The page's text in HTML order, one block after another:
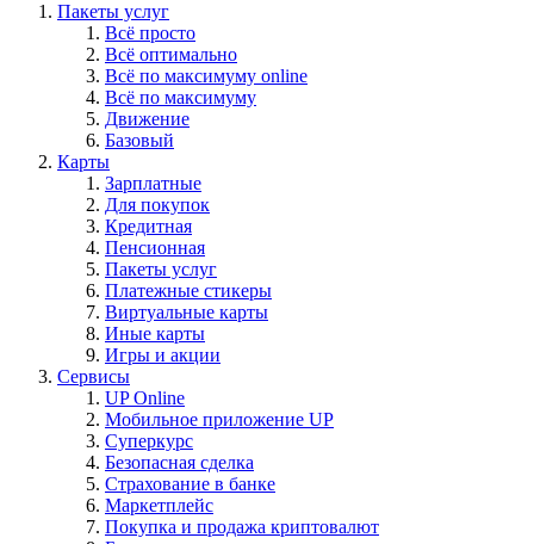
Пакеты услуг
Всё просто
Всё оптимально
Всё по максимуму online
Всё по максимуму
Движение
Базовый
Карты
Зарплатные
Для покупок
Кредитная
Пенсионная
Пакеты услуг
Платежные стикеры
Виртуальные карты
Иные карты
Игры и акции
Сервисы
UP Online
Мобильное приложение UP
Суперкурс
Безопасная сделка
Страхование в банке
Маркетплейс
Покупка и продажа криптовалют